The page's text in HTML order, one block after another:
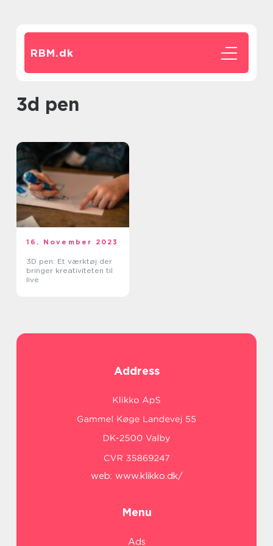
RBM.dk
3d pen
16. November 2023
3D pen: Et værktøj der
bringer kreativiteten til
live
Address
web: www.klikko.dk/
Menu
Ads